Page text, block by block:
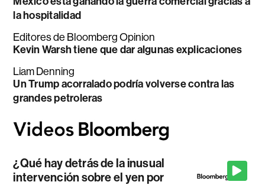
la hospitalidad
Editores de Bloomberg Opinion
Kevin Warsh tiene que dar algunas explicaciones
Liam Denning
Un Trump acorralado podría volverse contra las
grandes petroleras
¿Qué hay detrás de la inusual
intervención sobre el yen por